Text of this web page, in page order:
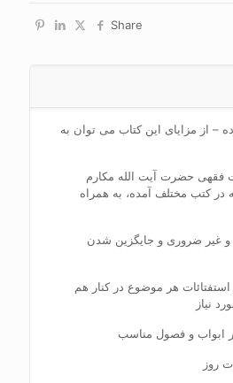
Share
– از مزایای این کتاب می توان به
فقهی حضرت آیت الله مکارم
کتب مختلف آمده، به همراه
غیر ضروری و جایگزین شدن
هر موضوع در کنار هم
نیاز